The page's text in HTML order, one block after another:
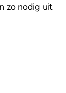
zo nodig uit